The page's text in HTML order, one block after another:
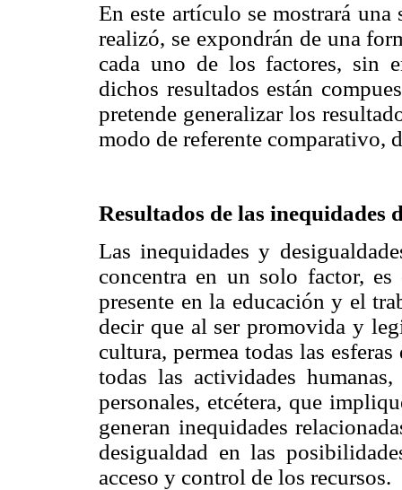
En este artículo se mostrará
realizó, se expondrán de una
cada uno de los factores, sin
dichos resultados están
pretende generalizar los
modo de referente comparativo,
Resultados de las inequidades
Las inequidades y
concentra en un solo factor,
presente en la educación y el
decir que al ser promovida y
cultura, permea todas las
todas las actividades
personales, etcétera, que
generan inequidades
desigualdad en las
acceso y control de los recursos.